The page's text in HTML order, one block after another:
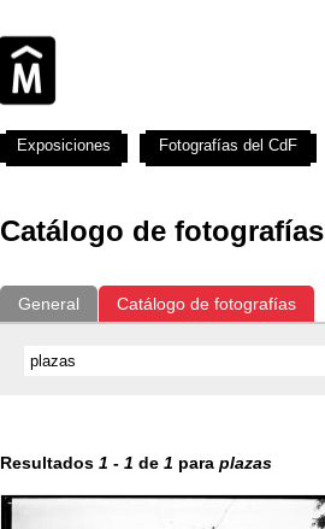
Catálogo de fotografías
General Catálogo de fotografías
Resultados 1 - 1 de 1 para plazas
Exposiciones Fotografías del CdF